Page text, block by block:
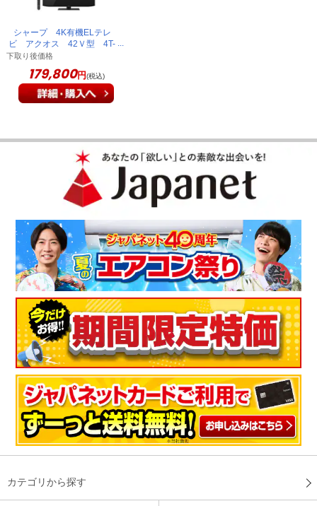
シャープ 4K有機ELテレ
ビ アクオス 42Ｖ型 4T-
C42HQ2
下取り後価格
179,800円(税込)
カテゴリから探す